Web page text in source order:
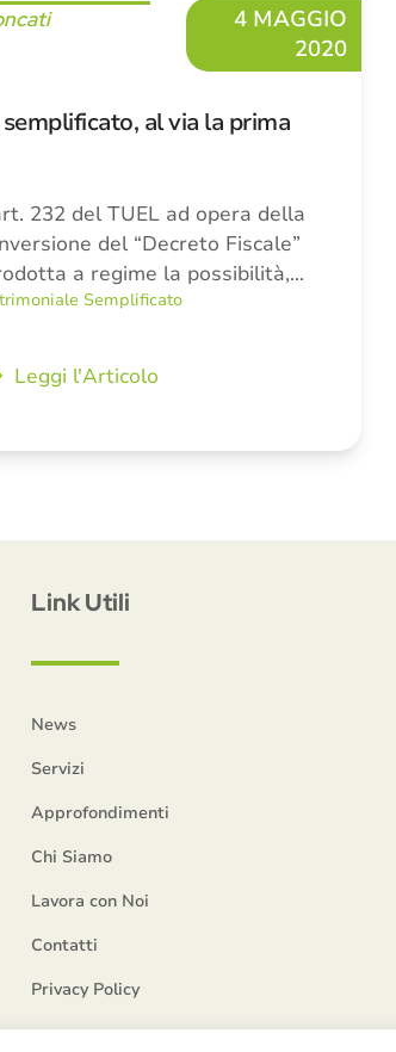
4 MAGGIO
2020
al via la prima
232 del TUEL ad opera della
del “Decreto Fiscale”
a regime la possibilità,…
Semplificato
Leggi l'Articolo
Link Utili
News
Servizi
Approfondimenti
Chi Siamo
Lavora con Noi
Contatti
Privacy Policy